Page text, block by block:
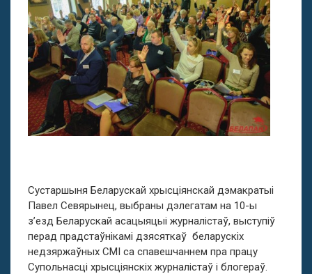
Сустаршыня Беларускай хрысціянскай дэмакратыі
Павел Севярынец, выбраны дэлегатам на 10-ы
з’езд Беларускай асацыяцыі журналістаў, выступіў
перад прадстаўнікамі дзясяткаў беларускіх
недзяржаўных СМІ са спавешчаннем пра працу
Супольнасці хрысціянскіх журналістаў і блогераў.